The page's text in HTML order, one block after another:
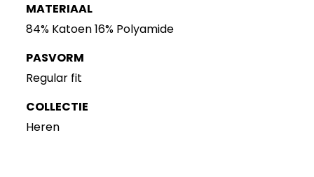
MATERIAAL
84% Katoen 16% Polyamide
PASVORM
Regular fit
COLLECTIE
Heren